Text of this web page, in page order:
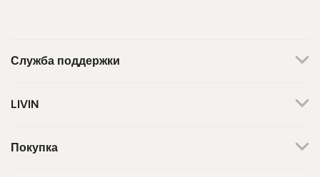
Служба поддержки
Мы работаем по будням.
LIVIN
Контакты
Покупка